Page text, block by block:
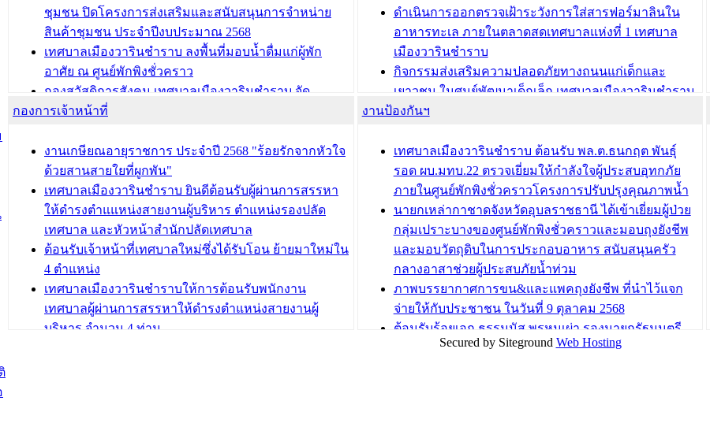
ชุมชน ปิดโครงการส่งเสริมและสนับสนุนการจำหน่าย
สินค้าชุมชน ประจำปีงบประมาณ 2568
เทศบาลเมืองวารินชำราบ ลงพื้นที่มอบน้ำดื่มแก่ผู้พัก
อาศัย ณ ศูนย์พักพิงชั่วคราว
กองสวัสดิการสังคม เทศบาลเมืองวารินชำราบ จัด
โครงการอบรมอาชีพระยะสั้น ประจำปี 2568 (หลักสูตร
บทความ อื่นๆ ...
ดำเนินการออกตรวจเฝ้าระวังการใส่สารฟอร์มาลินใน
อาหารทะเล ภายในตลาดสดเทศบาลแห่งที่ 1 เทศบาล
เมืองวารินชำราบ
กิจกรรมส่งเสริมความปลอดภัยทางถนนแก่เด็กและ
เยาวชน ในศูนย์พัฒนาเด็กเล็ก เทศบาลเมืองวารินชำราบ
เทศบาลเมืองวารินชำราบ ร่วมประชุมปรึกษาหารือการ
กองการเจ้าหน้าที่
งานเกษียณอายุราชการ ประจำปี 2568 "ร้อยรักจากหัวใจ
ด้วยสานสายใยที่ผูกพัน"
เทศบาลเมืองวารินชำราบ ยินดีต้อนรับผู้ผ่านการสรรหา
ให้ดำรงตำแแหน่งสายงานผู้บริหาร ตำแหน่งรองปลัด
เทศบาล และหัวหน้าสำนักปลัดเทศบาล
ต้อนรับเจ้าหน้าที่เทศบาลใหม่ซึ่งได้รับโอน ย้ายมาใหม่ใน
4 ตำแหน่ง
เทศบาลเมืองวารินชำราบให้การต้อนรับพนักงาน
เทศบาลผู้ผ่านการสรรหาให้ดำรงตำแหน่งสายงานผู้
บริหาร จำนวน 4 ท่าน
งานป้องกันฯ
เทศบาลเมืองวารินชำราบ ต้อนรับ พล.ต.ธนกฤต พันธุ์
รอด ผบ.มทบ.22 ตรวจเยี่ยมให้กำลังใจผู้ประสบอุทกภัย
ภายในศูนย์พักพิงชั่วคราวโครงการปรับปรุงคุณภาพน้ำ
นายกเหล่ากาชาดจังหวัดอุบลราชธานี ได้เข้าเยี่ยมผู้ป่วย
กลุ่มเปราะบางของศูนย์พักพิงชั่วคราวและมอบถุงยังชีพ
และมอบวัตถุดิบในการประกอบอาหาร สนับสนุนครัว
กลางอาสาช่วยผู้ประสบภัยน้ำท่วม
ภาพบรรยากาศการขน&และแพคถุงยังชีพ ที่นำไว้แจก
จ่ายให้กับประชาชน ในวันที่ 9 ตุลาคม 2568
ต้อนรับร้อยเอก ธรรมนัส พรหมเผ่า รองนายกรัฐมนตรี
และรัฐมนตรีว่าการกระทรวงเกษตรและสหกรณ์ ลงพื้นที่
Secured by Siteground Web Hosting